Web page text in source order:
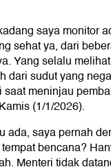
saya monitor
sehat ya, dari
Yang selalu
dari sudut yang
saat meninjau
(1/1/2026).
ada, saya pernah
bencana?
Menteri tidak